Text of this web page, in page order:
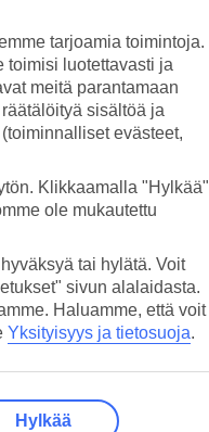
tarjoamia toimintoja.
toimisi luotettavasti ja
meitä parantamaan
sisältöä ja
evästeet,
Klikkaamalla "Hylkää"
ole mukautettu
tai hylätä. Voit
sivun alalaidasta.
Haluamme, että voit
Yksityisyys ja tietosuoja.
Hylkää